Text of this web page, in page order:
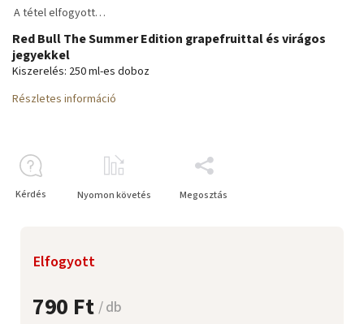
790 Ft / db
Elfogyott
A tétel elfogyott…
Red Bull The Summer Edition grapefruittal és virágos
jegyekkel
Kiszerelés: 250 ml-es doboz
Részletes információ
Kérdés Nyomon követés Megosztás